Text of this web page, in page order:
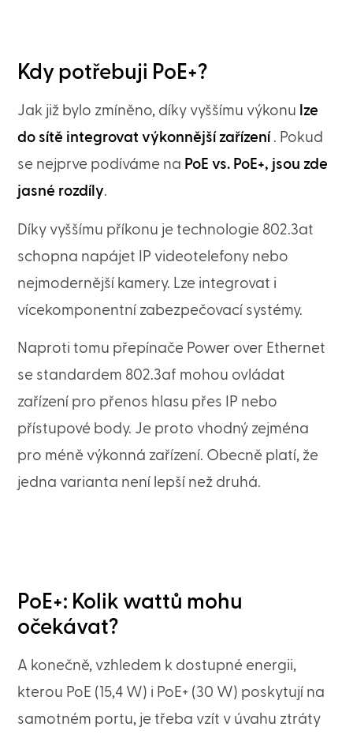
Kdy potřebuji PoE+?
Jak již bylo zmíněno, díky vyššímu výkonu lze
do sítě integrovat výkonnější zařízení . Pokud
se nejprve podíváme na PoE vs. PoE+, jsou zde
jasné rozdíly.
Díky vyššímu příkonu je technologie 802.3at
schopna napájet IP videotelefony nebo
nejmodernější kamery. Lze integrovat i
vícekomponentní zabezpečovací systémy.
Naproti tomu přepínače Power over Ethernet
se standardem 802.3af mohou ovládat
zařízení pro přenos hlasu přes IP nebo
přístupové body. Je proto vhodný zejména
pro méně výkonná zařízení. Obecně platí, že
jedna varianta není lepší než druhá.
PoE+: Kolik wattů mohu
očekávat?
A konečně, vzhledem k dostupné energii,
kterou PoE (15,4 W) i PoE+ (30 W) poskytují na
samotném portu, je třeba vzít v úvahu ztráty